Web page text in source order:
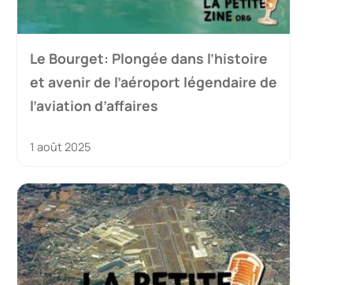
Le Bourget: Plongée dans l’histoire
et avenir de l’aéroport légendaire de
l’aviation d’affaires
1 août 2025